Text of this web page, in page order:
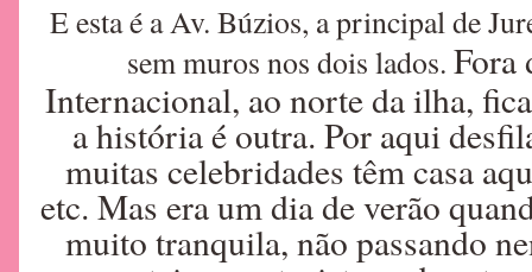
E esta é a Av. Búzios, a principal de
sem muros nos dois lados. Fora
Internacional, ao norte da ilha,
a história é outra. Por aqui
muitas celebridades têm casa
etc. Mas era um dia de verão
muito tranquila, não passando